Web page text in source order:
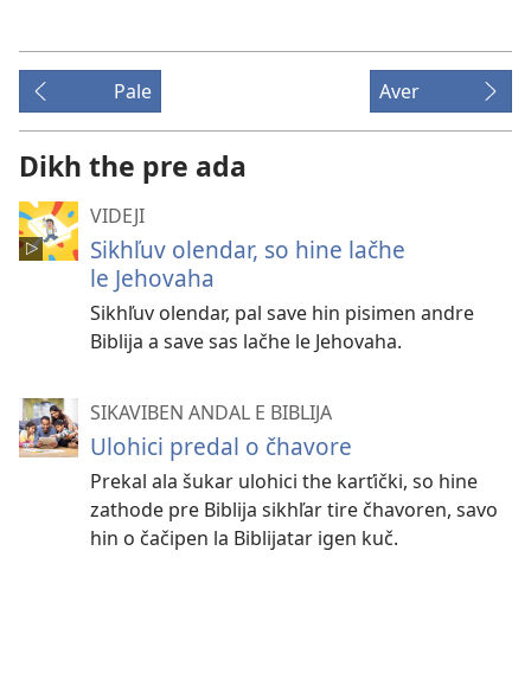
Pale
Aver
Dikh the pre ada
VIDEJI
Sikhľuv olendar, so hine lačhe
le Jehovaha
Sikhľuv olendar, pal save hin pisimen andre
Biblija a save sas lačhe le Jehovaha.
SIKAVIBEN ANDAL E BIBLIJA
Ulohici predal o čhavore
Prekal ala šukar ulohici the karťički, so hine
zathode pre Biblija sikhľar tire čhavoren, savo
hin o čačipen la Biblijatar igen kuč.